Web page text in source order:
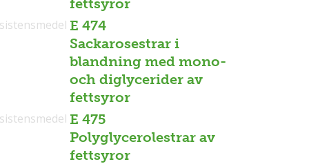
E 474
Sackarosestrar i
blandning med mono-
och diglycerider av
fettsyror
E 475
Polyglycerolestrar av
fettsyror